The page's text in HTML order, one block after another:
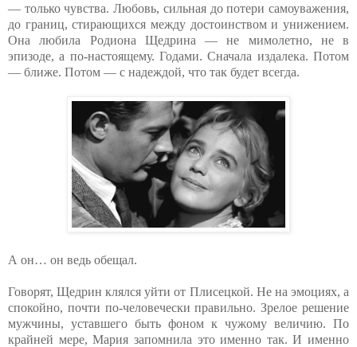
— только чувства. Любовь, сильная до потери самоуважения,
до границ, стирающихся между достоинством и унижением.
Она любила Родиона Щедрина — не мимолетно, не в
эпизоде, а по-настоящему. Годами. Сначала издалека. Потом
— ближе. Потом — с надеждой, что так будет всегда.
А он… он ведь обещал.
Говорят, Щедрин клялся уйти от Плисецкой. Не на эмоциях, а
спокойно, почти по-человечески правильно. Зрелое решение
мужчины, уставшего быть фоном к чужому величию. По
крайней мере, Мария запомнила это именно так. И именно